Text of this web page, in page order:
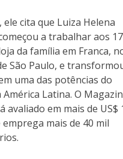
cita que Luiza Helena
a trabalhar aos 17
da família em Franca,
São Paulo, e
uma das potências do
América Latina. O
avaliado em mais de US$
mais de 40 mil